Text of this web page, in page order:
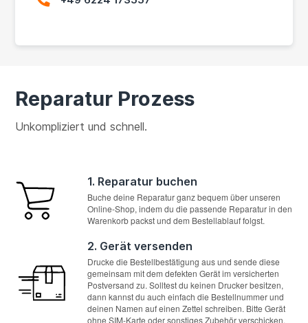
Reparatur Prozess
Unkompliziert und schnell.
1. Reparatur buchen
Buche deine Reparatur ganz bequem über unseren
Online-Shop, indem du die passende Reparatur in den
Warenkorb packst und dem Bestellablauf folgst.
2. Gerät versenden
Drucke die Bestellbestätigung aus und sende diese
gemeinsam mit dem defekten Gerät im versicherten
Postversand zu. Solltest du keinen Drucker besitzen,
dann kannst du auch einfach die Bestellnummer und
deinen Namen auf einen Zettel schreiben. Bitte Gerät
ohne SIM-Karte oder sonstiges Zubehör verschicken.